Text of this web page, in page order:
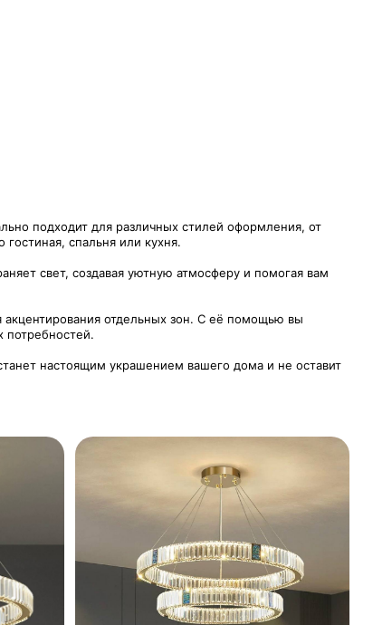
подходит для различных стилей оформления, от
спальня или кухня.
свет, создавая уютную атмосферу и помогая вам
акцентирования отдельных зон. С её помощью вы
потребностей.
настоящим украшением вашего дома и не оставит